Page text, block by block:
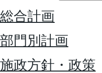
総合計画
部門別計画
施政方針・政策